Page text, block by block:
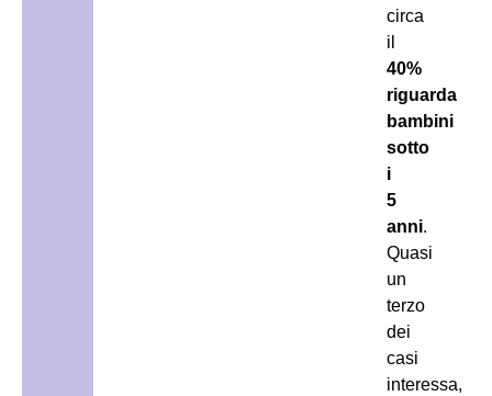
circa
il
40%
riguarda
bambini
sotto
i
5
anni.
Quasi
un
terzo
dei
casi
interessa,